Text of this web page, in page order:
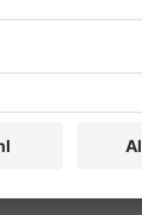
soweit er
nicht
letzten
sofern der
hat.